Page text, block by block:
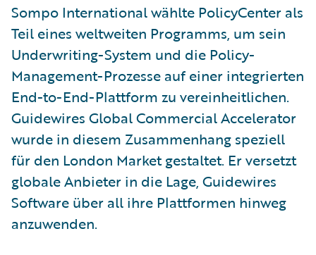
Sompo International wählte PolicyCenter als
Teil eines weltweiten Programms, um sein
Underwriting-System und die Policy-
Management-Prozesse auf einer integrierten
End-to-End-Plattform zu vereinheitlichen.
Guidewires Global Commercial Accelerator
wurde in diesem Zusammenhang speziell
für den London Market gestaltet. Er versetzt
globale Anbieter in die Lage, Guidewires
Software über all ihre Plattformen hinweg
anzuwenden.